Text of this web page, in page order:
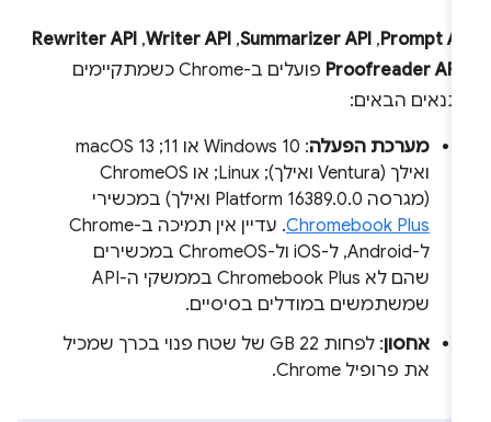
Prompt
,‏
Summarizer API
,‏
Writer API
,‏
Rewriter API
Proofreader API
פועלים ב-Chrome כשמתקיימים
הבאים:
מערכת הפעלה
: Windows 10 או 11;‏ macOS 13
ואילך (Ventura ואילך); Linux; או ChromeOS
(מגרסה Platform 16389.0.0 ואילך) במכשירי
Chromebook Plus
. עדיין אין תמיכה ב-Chrome
ל-Android, ל-iOS ול-ChromeOS במכשירים
שהם לא Chromebook Plus בממשקי ה-API
שמשתמשים במודלים בסיסיים.
אחסון
: לפחות 22 GB של שטח פנוי בכרך שמכיל
את פרופיל Chrome.